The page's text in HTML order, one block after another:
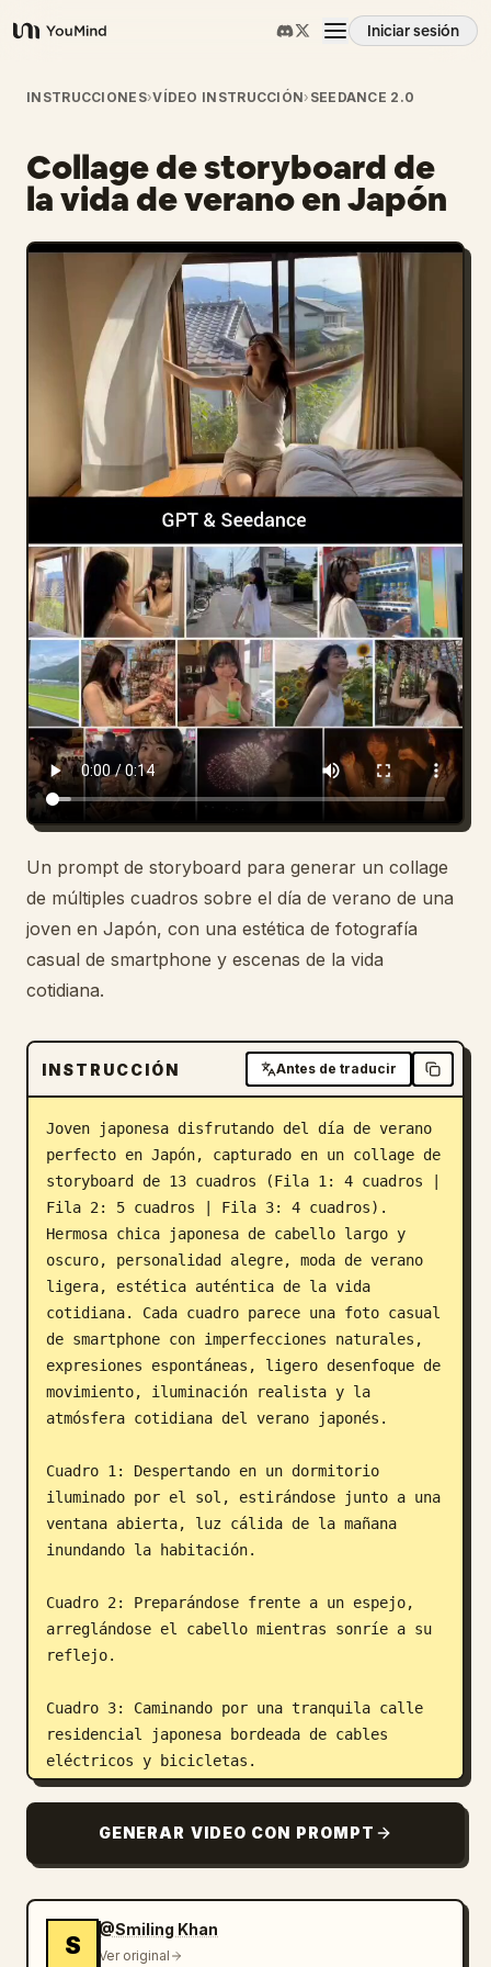
YouMind
Iniciar sesión
Resumen
Casos de uso
Habilidades
Descargar
Actualizaciones
INSTRUCCIONES›VÍDEO INSTRUCCIÓN› SEEDANCE 2.0
Collage de storyboard de
la vida de verano en Japón
Un prompt de storyboard para generar un collage
de múltiples cuadros sobre el día de verano de una
joven en Japón, con una estética de fotografía
casual de smartphone y escenas de la vida
cotidiana.
INSTRUCCIÓN Antes de traducir
Joven japonesa disfrutando del día de verano
perfecto en Japón, capturado en un collage de
storyboard de 13 cuadros (Fila 1: 4 cuadros |
Fila 2: 5 cuadros | Fila 3: 4 cuadros).
Hermosa chica japonesa de cabello largo y
oscuro, personalidad alegre, moda de verano
ligera, estética auténtica de la vida
cotidiana. Cada cuadro parece una foto casual
de smartphone con imperfecciones naturales,
expresiones espontáneas, ligero desenfoque de
movimiento, iluminación realista y la
atmósfera cotidiana del verano japonés.
Cuadro 1: Despertando en un dormitorio
iluminado por el sol, estirándose junto a una
ventana abierta, luz cálida de la mañana
inundando la habitación.
Cuadro 2: Preparándose frente a un espejo,
arreglándose el cabello mientras sonríe a su
reflejo.
Cuadro 3: Caminando por una tranquila calle
residencial japonesa bordeada de cables
eléctricos y bicicletas.
colorida máquina expendedora bajo el sol de
verano.
Cuadro 5: Viajando en un tren local, mirando
por la ventana el paisaje rural que pasa.
GENERAR VIDEO CON PROMPT
S
@Smiling Khan
Ver original